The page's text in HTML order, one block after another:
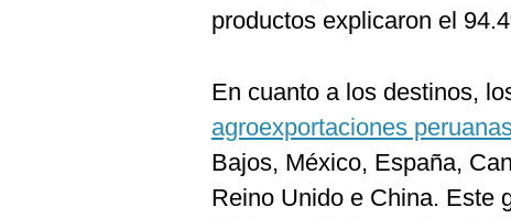
productos explicaron el
En cuanto a los destinos,
agroexportaciones
Bajos, México, España,
Reino Unido e China. Este